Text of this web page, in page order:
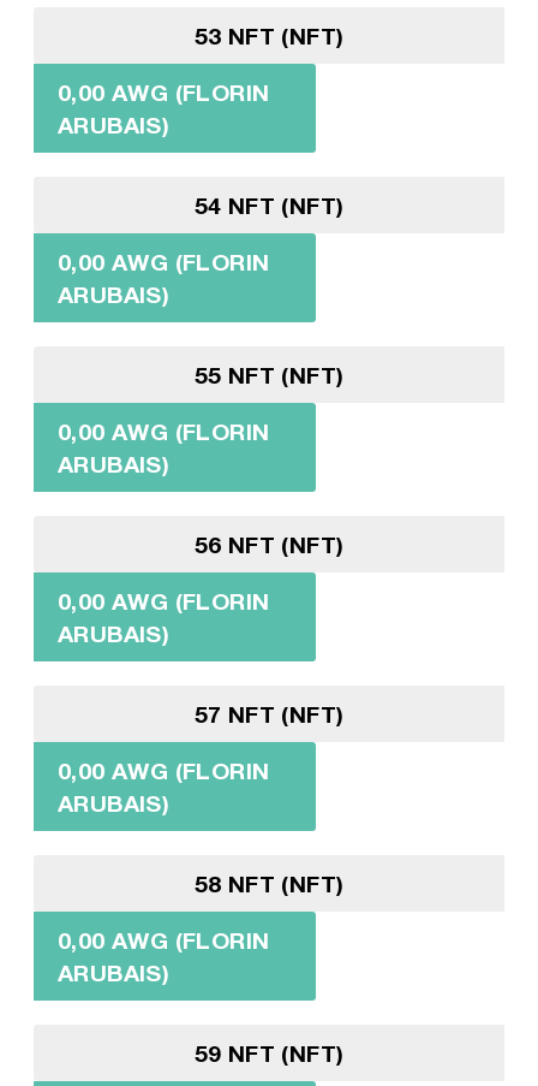
53 NFT (NFT)
0,00 AWG (FLORIN
ARUBAIS)
54 NFT (NFT)
0,00 AWG (FLORIN
ARUBAIS)
55 NFT (NFT)
0,00 AWG (FLORIN
ARUBAIS)
56 NFT (NFT)
0,00 AWG (FLORIN
ARUBAIS)
57 NFT (NFT)
0,00 AWG (FLORIN
ARUBAIS)
58 NFT (NFT)
0,00 AWG (FLORIN
ARUBAIS)
59 NFT (NFT)